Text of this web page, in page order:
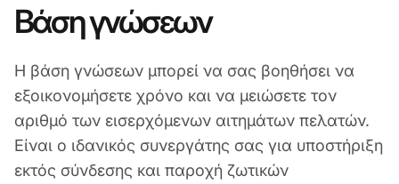
Βάση γνώσεων
Η βάση γνώσεων μπορεί να σας βοηθήσει να
εξοικονομήσετε χρόνο και να μειώσετε τον
αριθμό των εισερχόμενων αιτημάτων πελατών.
Είναι ο ιδανικός συνεργάτης σας για υποστήριξη
εκτός σύνδεσης και παροχή ζωτικών